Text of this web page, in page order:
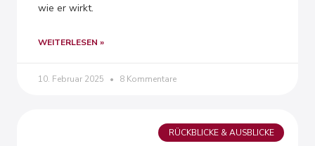
wie er wirkt.
WEITERLESEN »
10. Februar 2025 8 Kommentare
RÜCKBLICKE & AUSBLICKE